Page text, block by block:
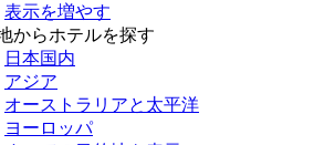
表示を増やす
からホテルを探す
日本国内
アジア
オーストラリアと太平洋
ヨーロッパ